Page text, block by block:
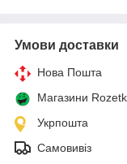
Умови доставки
Нова Пошта
Магазини
Укрпошта
Самовивіз